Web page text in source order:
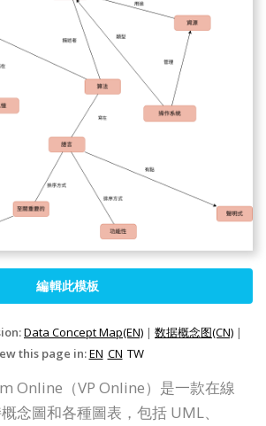
編輯此模板
Data Concept Map(EN) | 数据概念图(CN) |
this page in:EN CN TW
Online（VP Online）是一款在線
念圖和各種圖表，包括 UML、